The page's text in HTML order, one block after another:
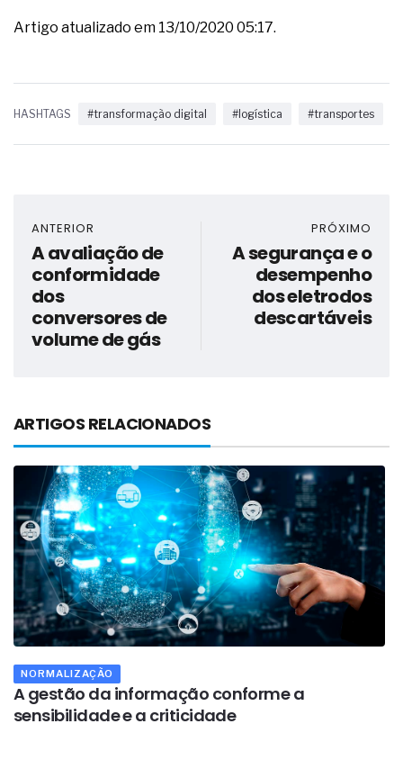
Artigo atualizado em 13/10/2020 05:17.
HASHTAGS #transformação digital #logística #transportes
ANTERIOR
A avaliação de
conformidade
dos
conversores de
volume de gás
PRÓXIMO
A segurança e o
desempenho
dos eletrodos
descartáveis
ARTIGOS RELACIONADOS
NORMALIZAÇÃO
A gestão da informação conforme a
sensibilidade e a criticidade